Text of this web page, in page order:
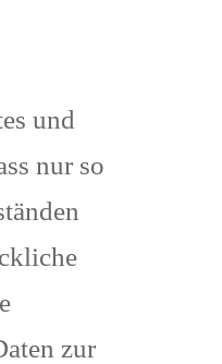
und
nur so
zur